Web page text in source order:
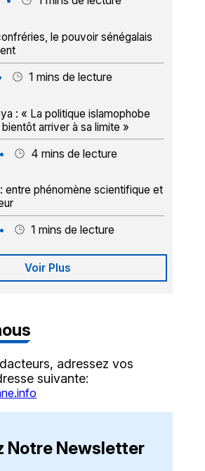
le pouvoir sénégalais
1 mins de lecture
: « La politique islamophobe
arriver à sa limite »
• 4 mins de lecture
entre phénomène scientifique et
• 1 mins de lecture
Voir Plus
adressez vos
suivante:
Notre Newsletter